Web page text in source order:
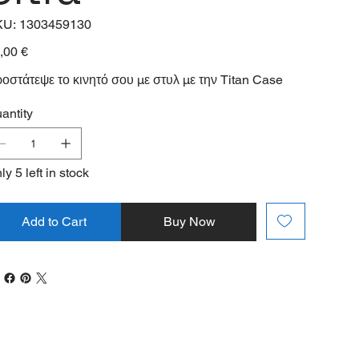
SKU
1303459130
1303459130
€
το κινητό σου με στυλ με την Titan Case
5 left in stock
Add to Cart Buy Now